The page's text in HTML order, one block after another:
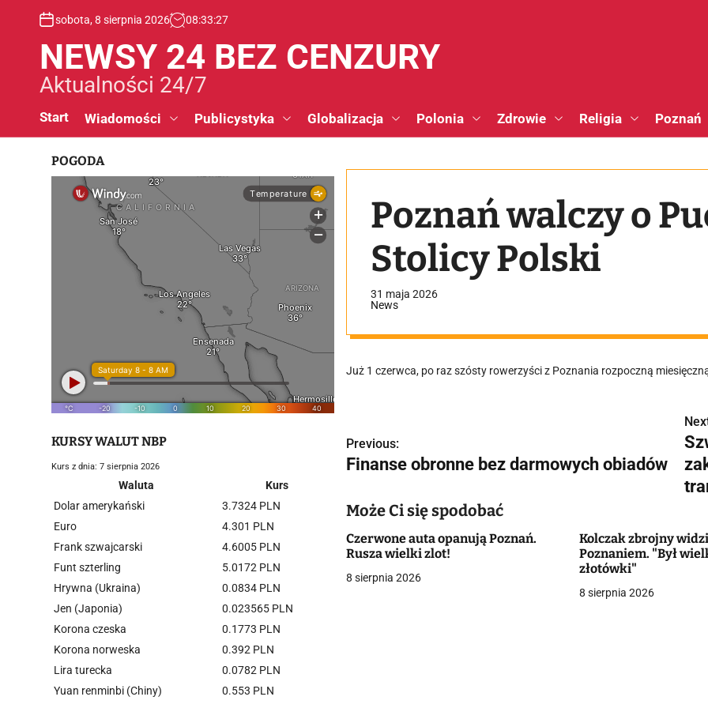
sobota, 8 sierpnia 2026 08:33:28
NEWSY 24 BEZ CENZURY
Aktualności 24/7
Start Wiadomości Publicystyka Globalizacja Polonia Zdrowie Religia Poznań
Poznań walczy o
Stolicy Polski
31 maja 2026
News
Już 1 czerwca, po raz szósty rowerzyści z Poznania rozpoczną
a
i
g
a
Previous:
Finanse obronne bez darmowych obiadów
Może Ci się spodobać
Czerwone auta opanują Poznań.
Rusza wielki zlot!
8 sierpnia 2026
Kolczak zbrojny
Poznaniem. "Był
złotówki"
8 sierpnia 2026
POGODA
KURSY WALUT NBP
Kurs z dnia: 7 sierpnia 2026
Waluta
Kurs
Dolar amerykański
3.7324 PLN
Euro
4.301 PLN
Frank szwajcarski
4.6005 PLN
Funt szterling
5.0172 PLN
Hrywna (Ukraina)
0.0834 PLN
Jen (Japonia)
0.023565 PLN
Korona czeska
0.1773 PLN
Korona norweska
0.392 PLN
Lira turecka
0.0782 PLN
Yuan renminbi (Chiny)
0.553 PLN